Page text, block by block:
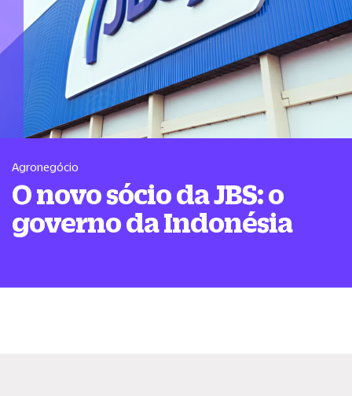
Agronegócio
O novo sócio da JBS: o
governo da Indonésia